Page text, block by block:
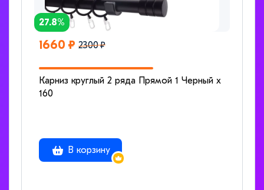
27.8%
1660 ₽ 2300 ₽
Карниз круглый 2 ряда Прямой 1 Черный x
160
В корзину